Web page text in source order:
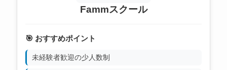
Fammスクール
🎯 おすすめポイント
未経験者歓迎の少人数制